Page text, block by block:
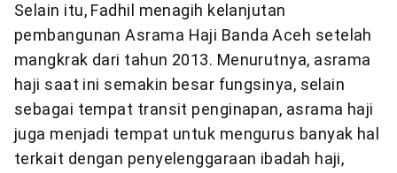
Selain itu, Fadhil menagih kelanjutan
pembangunan Asrama Haji Banda Aceh setelah
mangkrak dari tahun 2013. Menurutnya, asrama
haji saat ini semakin besar fungsinya, selain
sebagai tempat transit penginapan, asrama haji
juga menjadi tempat untuk mengurus banyak hal
terkait dengan penyelenggaraan ibadah haji,